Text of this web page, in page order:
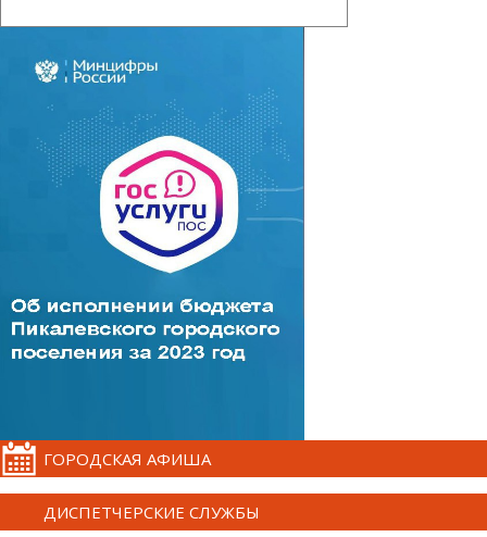
ГОРОДСКАЯ АФИША
ДИСПЕТЧЕРСКИЕ СЛУЖБЫ